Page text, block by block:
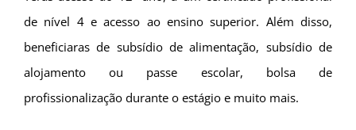
de nível 4 e acesso ao ensino superior. Além disso,
beneficiaras de subsídio de alimentação, subsídio de
alojamento ou passe escolar, bolsa de
profissionalização durante o estágio e muito mais.